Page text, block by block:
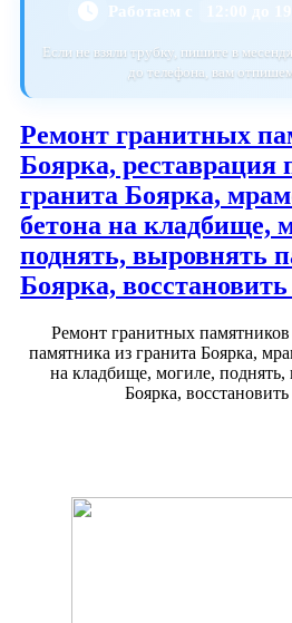
Работаем с
Если не взяли трубку, пишите в
до телефона, вам
Ремонт гранитных
Боярка, реставрация
гранита Боярка,
бетона на кладбище,
поднять, выровнять
Боярка,
Ремонт гранитных памятников
памятника из гранита Боярка,
на кладбище, могиле,
Боярка,